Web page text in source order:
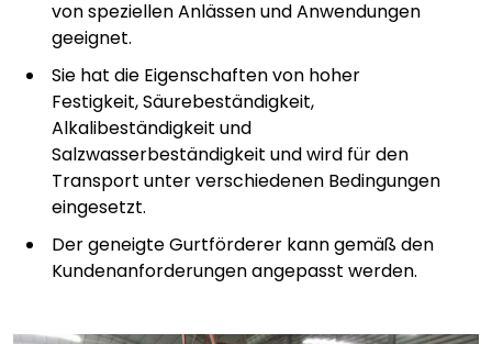
von speziellen Anlässen und Anwendungen
geeignet.
Sie hat die Eigenschaften von hoher
Festigkeit, Säurebeständigkeit,
Alkalibeständigkeit und
Salzwasserbeständigkeit und wird für den
Transport unter verschiedenen Bedingungen
eingesetzt.
Der geneigte Gurtförderer kann gemäß den
Kundenanforderungen angepasst werden.